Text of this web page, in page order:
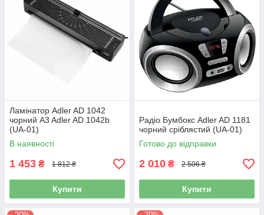
Ламінатор Adler AD 1042
чорний A3 Adler AD 1042b
(UA-01)
В наявності
1 453 ₴ 1 812 ₴
Купити
Радіо Бумбокс Adler AD 1181
чорний сріблястий (UA-01)
Готово до відправки
2 010 ₴ 2 506 ₴
Купити